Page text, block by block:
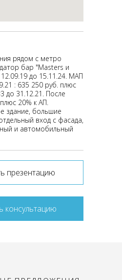
рядом с метро
бар "Masters и
до 15.11.24. МАП
: 635 250 руб. плюс
до 31.12.21. После
20% к АП.
здание, большие
вход с фасада,
и автомобильный
презентацию
консультацию